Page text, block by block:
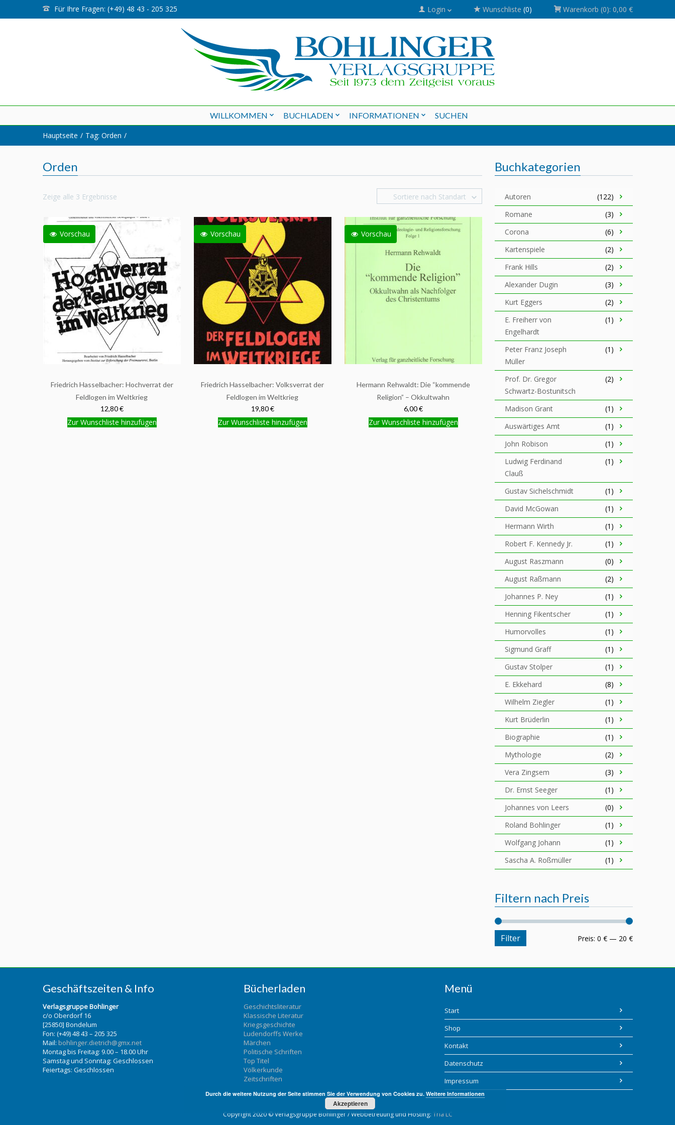
Für Ihre Fragen: (+49) 48 43 - 205 325 Login Wunschliste (0) Warenkorb (0): 0,00 €
WILLKOMMEN BUCHLADEN INFORMATIONEN SUCHEN
Hauptseite Tag: Orden
Orden
Zeige alle 3 Ergebnisse Sortiere nach Standart
Vorschau
Friedrich Hasselbacher: Hochverrat der
Feldlogen im Weltkrieg
12,80 €
Zur Wunschliste hinzufügen
Vorschau
Friedrich Hasselbacher: Volksverrat der
Feldlogen im Weltkrieg
19,80 €
Zur Wunschliste hinzufügen
Vorschau
Hermann Rehwaldt: Die “kommende
Religion” – Okkultwahn
6,00 €
Zur Wunschliste hinzufügen
Buchkategorien
Autoren
(122)
Romane
(3)
Corona
(6)
Kartenspiele
(2)
Frank Hills
(2)
Alexander Dugin
(3)
Kurt Eggers
(2)
E. Freiherr von
Engelhardt
(1)
Peter Franz Joseph
Müller
(1)
Prof. Dr. Gregor
Schwartz-Bostunitsch
(2)
Madison Grant
(1)
Auswärtiges Amt
(1)
John Robison
(1)
Ludwig Ferdinand
Clauß
(1)
Gustav Sichelschmidt
(1)
David McGowan
(1)
Hermann Wirth
(1)
Robert F. Kennedy Jr.
(1)
August Raszmann
(0)
August Raßmann
(2)
Johannes P. Ney
(1)
Henning Fikentscher
(1)
Humorvolles
(1)
Sigmund Graff
(1)
Gustav Stolper
(1)
E. Ekkehard
(8)
Wilhelm Ziegler
(1)
Kurt Brüderlin
(1)
Biographie
(1)
Mythologie
(2)
Vera Zingsem
(3)
Dr. Ernst Seeger
(1)
Johannes von Leers
(0)
Roland Bohlinger
(1)
Wolfgang Johann
(1)
Sascha A. Roßmüller
(1)
Filtern nach Preis
Filter Preis: 0 €— 20 €
Geschäftszeiten & Info
Verlagsgruppe Bohlinger
c/o Oberdorf 16
[25850] Bondelum
Fon: (+49) 48 43 – 205 325
Mail: bohlinger.dietrich@gmx.net
Montag bis Freitag: 9.00 – 18.00 Uhr
Samstag und Sonntag: Geschlossen
Feiertags: Geschlossen
Bücherladen
Geschichtsliteratur
Klassische Literatur
Kriegsgeschichte
Ludendorffs Werke
Märchen
Politische Schriften
Top Titel
Völkerkunde
Zeitschriften
Menü
Start
Shop
Kontakt
Datenschutz
Impressum
Copyright 2020 © Verlagsgruppe Bohlinger / Webbetreuung und Hosting: Tria LC
Durch die weitere Nutzung der Seite stimmen Sie der Verwendung von Cookies zu. Weitere Informationen
Akzeptieren